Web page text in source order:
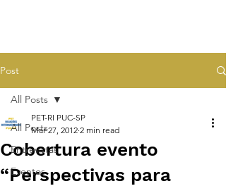
Post
All Posts
Entrevistas
Eventos
All Posts
Cobertura evento
“Perspectivas para
PET-RI PUC-SP
Mar 27, 2012 2 min read